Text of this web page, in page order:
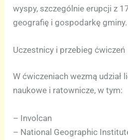
wyspy, szczególnie erupcji z
geografię i gospodarkę gminy.
Uczestnicy i przebieg ćwiczeń
W ćwiczeniach wezmą udział
naukowe i ratownicze, w tym:
– Involcan
– National Geographic